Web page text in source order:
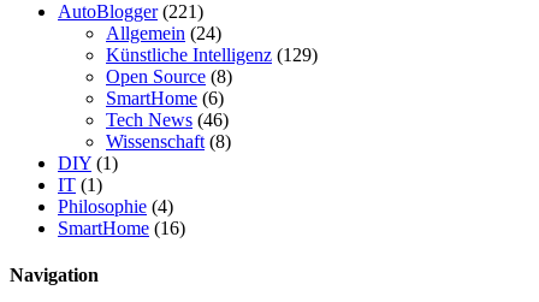
AutoBlogger(221)
Allgemein (24)
Künstliche Intelligenz (129)
Open Source (8)
SmartHome (6)
Tech News (46)
Wissenschaft (8)
DIY (1)
IT (1)
Philosophie (4)
SmartHome (16)
Navigation